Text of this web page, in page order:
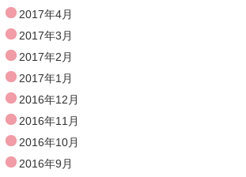
2017年4月
2017年3月
2017年2月
2017年1月
2016年12月
2016年11月
2016年10月
2016年9月